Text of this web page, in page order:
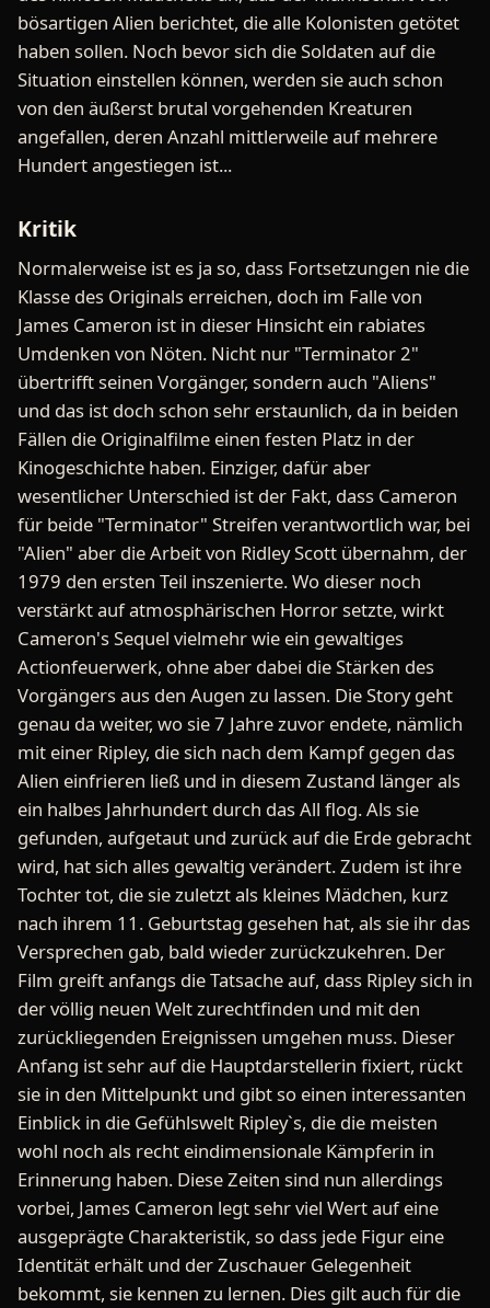
bösartigen Alien berichtet, die alle Kolonisten getötet
haben sollen. Noch bevor sich die Soldaten auf die
Situation einstellen können, werden sie auch schon
von den äußerst brutal vorgehenden Kreaturen
angefallen, deren Anzahl mittlerweile auf mehrere
Hundert angestiegen ist...
Kritik
Normalerweise ist es ja so, dass Fortsetzungen nie die
Klasse des Originals erreichen, doch im Falle von
James Cameron ist in dieser Hinsicht ein rabiates
Umdenken von Nöten. Nicht nur "Terminator 2"
übertrifft seinen Vorgänger, sondern auch "Aliens"
und das ist doch schon sehr erstaunlich, da in beiden
Fällen die Originalfilme einen festen Platz in der
Kinogeschichte haben. Einziger, dafür aber
wesentlicher Unterschied ist der Fakt, dass Cameron
für beide "Terminator" Streifen verantwortlich war, bei
"Alien" aber die Arbeit von Ridley Scott übernahm, der
1979 den ersten Teil inszenierte. Wo dieser noch
verstärkt auf atmosphärischen Horror setzte, wirkt
Cameron's Sequel vielmehr wie ein gewaltiges
Actionfeuerwerk, ohne aber dabei die Stärken des
Vorgängers aus den Augen zu lassen. Die Story geht
genau da weiter, wo sie 7 Jahre zuvor endete, nämlich
mit einer Ripley, die sich nach dem Kampf gegen das
Alien einfrieren ließ und in diesem Zustand länger als
ein halbes Jahrhundert durch das All flog. Als sie
gefunden, aufgetaut und zurück auf die Erde gebracht
wird, hat sich alles gewaltig verändert. Zudem ist ihre
Tochter tot, die sie zuletzt als kleines Mädchen, kurz
nach ihrem 11. Geburtstag gesehen hat, als sie ihr das
Versprechen gab, bald wieder zurückzukehren. Der
Film greift anfangs die Tatsache auf, dass Ripley sich in
der völlig neuen Welt zurechtfinden und mit den
zurückliegenden Ereignissen umgehen muss. Dieser
Anfang ist sehr auf die Hauptdarstellerin fixiert, rückt
sie in den Mittelpunkt und gibt so einen interessanten
Einblick in die Gefühlswelt Ripley`s, die die meisten
wohl noch als recht eindimensionale Kämpferin in
Erinnerung haben. Diese Zeiten sind nun allerdings
vorbei, James Cameron legt sehr viel Wert auf eine
ausgeprägte Charakteristik, so dass jede Figur eine
Identität erhält und der Zuschauer Gelegenheit
bekommt, sie kennen zu lernen. Dies gilt auch für die